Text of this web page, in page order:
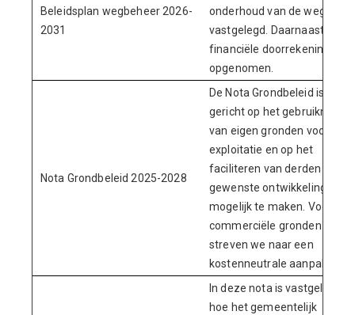
Beleidsplan wegbeheer 2026-
2031
onderhoud van de wegen
vastgelegd. Daarnaast is de
financiële doorrekening
opgenomen.
Nota Grondbeleid 2025-2028
De Nota Grondbeleid is
gericht op het gebruikmaken
van eigen gronden voor
exploitatie en op het
faciliteren van derden om
gewenste ontwikkelingen
mogelijk te maken. Voor niet
commerciële gronden
streven we naar een
kostenneutrale aanpak.
In deze nota is vastgelegd
hoe het gemeentelijk